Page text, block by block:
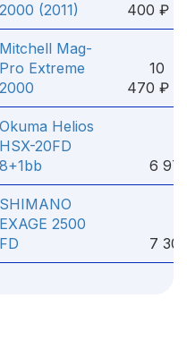
2000 (2011)
400 ₽
Mitchell Mag-
Pro Extreme
2000
10
470 ₽
Okuma Helios
HSX-20FD
8+1bb
6
SHIMANO
EXAGE 2500
FD
7